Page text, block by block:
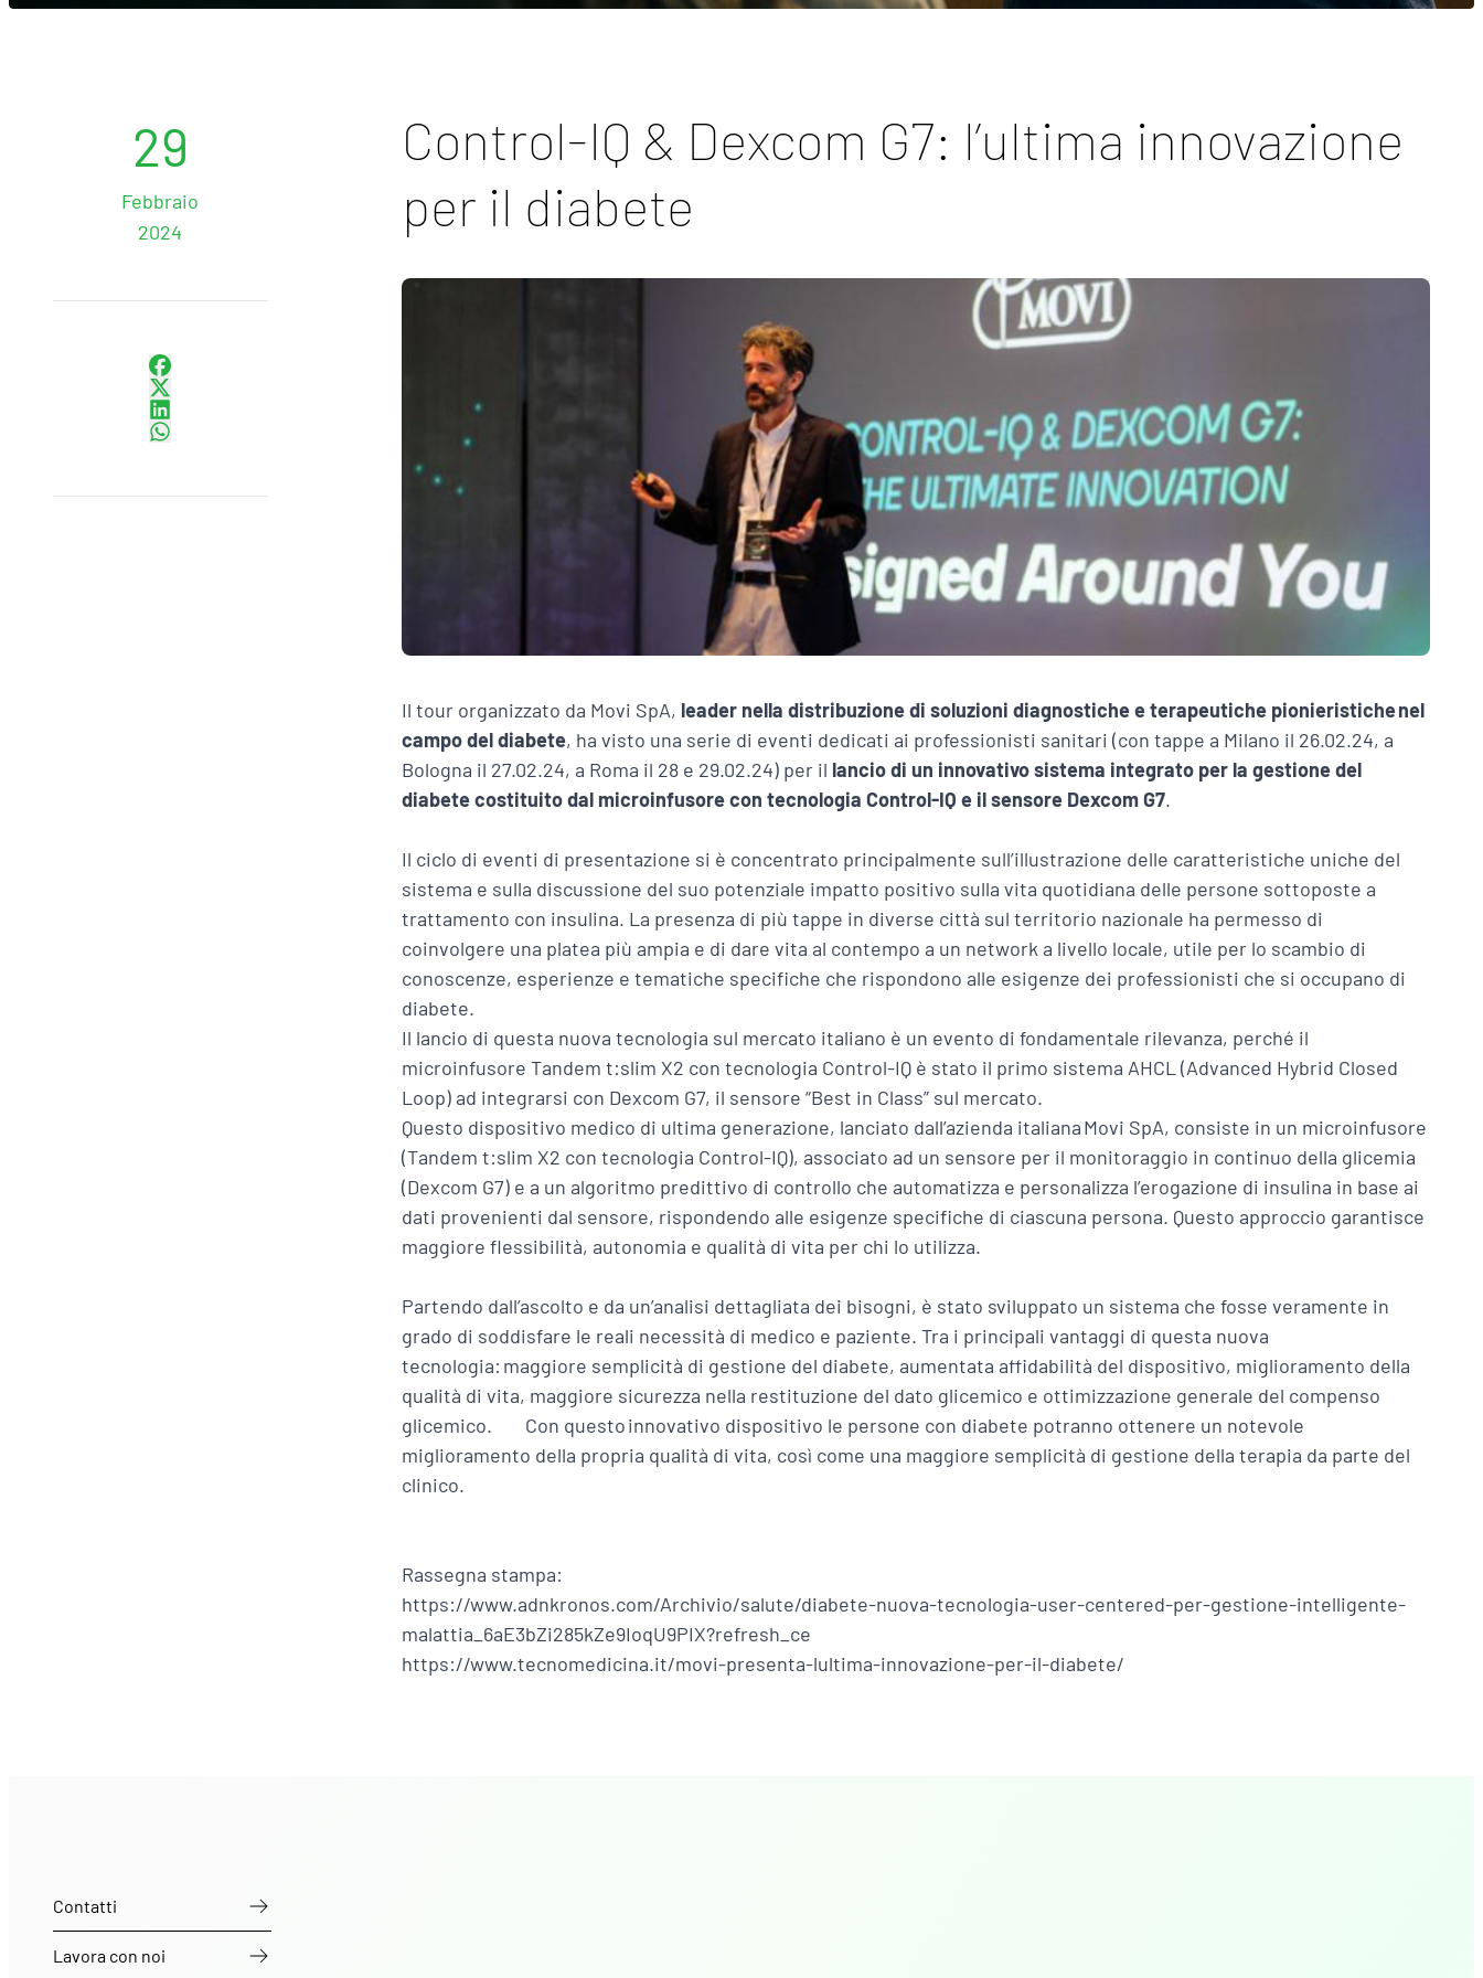
29
Febbraio
2024
Control-IQ & Dexcom G7: l’ultima innovazione
per il diabete
Il tour organizzato da Movi SpA, leader nella distribuzione di soluzioni diagnostiche e terapeutiche pionieristiche nel
campo del diabete, ha visto una serie di eventi dedicati ai professionisti sanitari (con tappe a Milano il 26.02.24, a
Bologna il 27.02.24, a Roma il 28 e 29.02.24) per il lancio di un innovativo sistema integrato per la gestione del
diabete costituito dal microinfusore con tecnologia Control-IQ e il sensore Dexcom G7.
Il ciclo di eventi di presentazione si è concentrato principalmente sull’illustrazione delle caratteristiche uniche del
sistema e sulla discussione del suo potenziale impatto positivo sulla vita quotidiana delle persone sottoposte a
trattamento con insulina. La presenza di più tappe in diverse città sul territorio nazionale ha permesso di
coinvolgere una platea più ampia e di dare vita al contempo a un network a livello locale, utile per lo scambio di
conoscenze, esperienze e tematiche specifiche che rispondono alle esigenze dei professionisti che si occupano di
diabete.
Il lancio di questa nuova tecnologia sul mercato italiano è un evento di fondamentale rilevanza, perché il
microinfusore Tandem t:slim X2 con tecnologia Control-IQ è stato il primo sistema AHCL (Advanced Hybrid Closed
Loop) ad integrarsi con Dexcom G7, il sensore “Best in Class” sul mercato.
Questo dispositivo medico di ultima generazione, lanciato dall’azienda italiana Movi SpA, consiste in un microinfusore
(Tandem t:slim X2 con tecnologia Control-IQ), associato ad un sensore per il monitoraggio in continuo della glicemia
(Dexcom G7) e a un algoritmo predittivo di controllo che automatizza e personalizza l’erogazione di insulina in base ai
dati provenienti dal sensore, rispondendo alle esigenze specifiche di ciascuna persona. Questo approccio garantisce
maggiore flessibilità, autonomia e qualità di vita per chi lo utilizza.
Partendo dall’ascolto e da un’analisi dettagliata dei bisogni, è stato sviluppato un sistema che fosse veramente in
grado di soddisfare le reali necessità di medico e paziente. Tra i principali vantaggi di questa nuova
tecnologia: maggiore semplicità di gestione del diabete, aumentata affidabilità del dispositivo, miglioramento della
qualità di vita, maggiore sicurezza nella restituzione del dato glicemico e ottimizzazione generale del compenso
glicemico. Con questo innovativo dispositivo le persone con diabete potranno ottenere un notevole
miglioramento della propria qualità di vita, così come una maggiore semplicità di gestione della terapia da parte del
clinico.
Rassegna stampa:
https://www.adnkronos.com/Archivio/salute/diabete-nuova-tecnologia-user-centered-per-gestione-intelligente-
malattia_6aE3bZi285kZe9IoqU9PIX?refresh_ce
https://www.tecnomedicina.it/movi-presenta-lultima-innovazione-per-il-diabete/
Contatti
Lavora con noi